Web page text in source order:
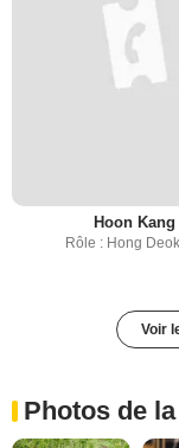
Hoon Kang
Rôle : Hong
Voir
Photos de